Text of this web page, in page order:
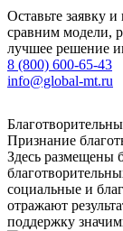
Оставьте заявку
сравним модели,
лучшее решение
8 (800) 600-65-43
info@global-mt.ru
Признание
Здесь размещены
социальные и
отражают
поддержку